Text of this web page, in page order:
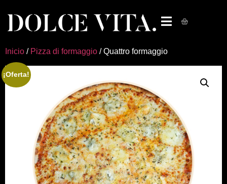
Inicio / Pizza di formaggio / Quattro formaggio
¡Oferta!